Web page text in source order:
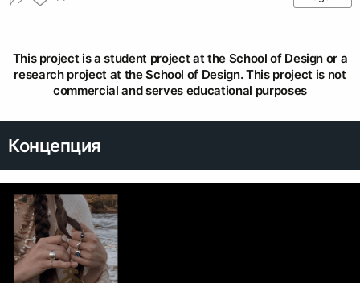
This project is a student project at the School of Design or a
research project at the School of Design. This project is not
commercial and serves educational purposes
Концепция